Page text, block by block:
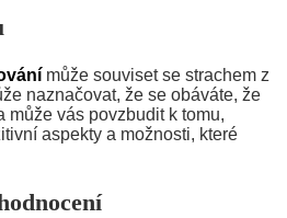
může souviset se strachem z
naznačovat, že se obáváte, že
může vás povzbudit k tomu,
aspekty a možnosti, které